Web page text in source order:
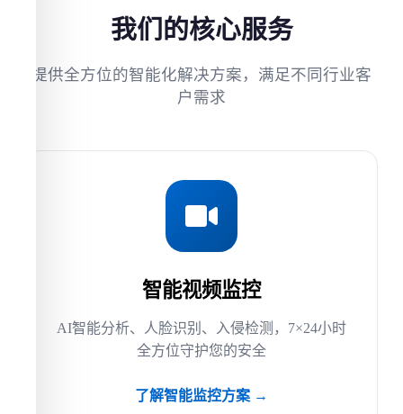
我们的核心服务
提供全方位的智能化解决方案，满足不同行业客
户需求
智能视频监控
AI智能分析、人脸识别、入侵检测，7×24小时
全方位守护您的安全
了解智能监控方案 →